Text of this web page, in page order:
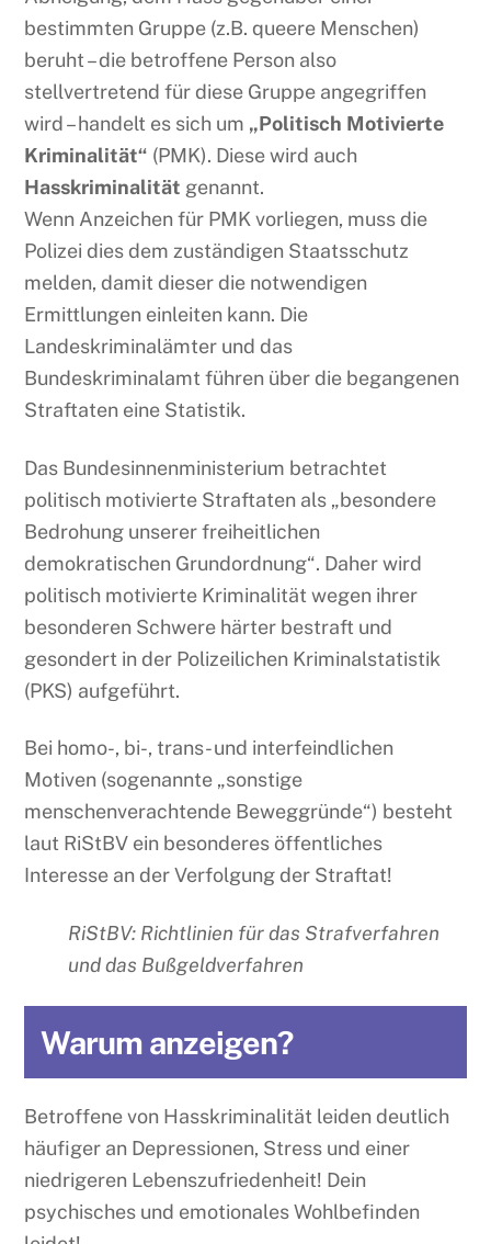
bestimmten Gruppe (z.B. queere Menschen)
beruht – die betroffene Person also
stellvertretend für diese Gruppe angegriffen
wird – handelt es sich um „Politisch Motivierte
Kriminalität“ (PMK). Diese wird auch
Hasskriminalität genannt.
Wenn Anzeichen für PMK vorliegen, muss die
Polizei dies dem zuständigen Staatsschutz
melden, damit dieser die notwendigen
Ermittlungen einleiten kann. Die
Landeskriminalämter und das
Bundeskriminalamt führen über die begangenen
Straftaten eine Statistik.
Das Bundesinnenministerium betrachtet
politisch motivierte Straftaten als „besondere
Bedrohung unserer freiheitlichen
demokratischen Grundordnung“. Daher wird
politisch motivierte Kriminalität wegen ihrer
besonderen Schwere härter bestraft und
gesondert in der Polizeilichen Kriminalstatistik
(PKS) aufgeführt.
Bei homo-, bi-, trans- und interfeindlichen
Motiven (sogenannte „sonstige
menschenverachtende Beweggründe“) besteht
laut RiStBV ein besonderes öffentliches
Interesse an der Verfolgung der Straftat!
RiStBV: Richtlinien für das Strafverfahren
und das Bußgeldverfahren
Warum anzeigen?
Betroffene von Hasskriminalität leiden deutlich
häufiger an Depressionen, Stress und einer
niedrigeren Lebenszufriedenheit! Dein
psychisches und emotionales Wohlbefinden